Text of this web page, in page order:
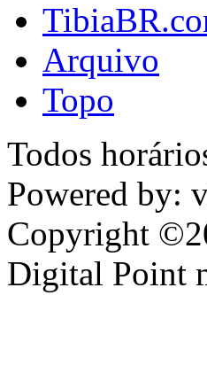
Arquivo
Topo
Todos
Powered by:
Copyright
Digital Point